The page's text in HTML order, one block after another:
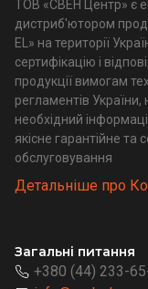
ТОВ «СВЕН Центр» є
дистриб'ютором
EL» на території
сертифікацію і
продукції вимогам
регламентів України,
необхідний
якісне гарантійне та
обслуговування
Детальніше про
Загальні питання
+380 (44) 233-